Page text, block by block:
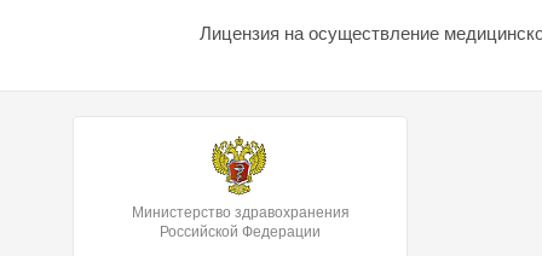
Лицензия на осуществление
Министерство здравохранения
Российской Федерации